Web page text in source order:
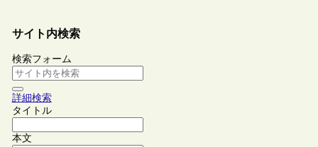
サイト内検索
検索フォーム
詳細検索
タイトル
本文